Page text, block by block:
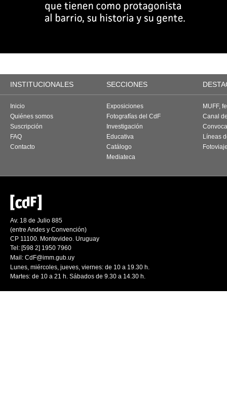
INSTITUCIONALES SECCIONES
Inicio
Quiénes somos
Suscripción
FAQ
Contacto
Exposiciones
Fotografías del CdF
Investigación
Educativa
Catálogo
Mediateca
MUFF,
Canal
Líneas
Av. 18 de Julio 885
(entre Andes y Convención)
CP 11100. Montevideo. Uruguay
Tel: [598 2] 1950 7960
Mail: CdF@imm.gub.uy
Lunes, miércoles, jueves, viernes: de 10 a 19.30 h.
Martes: de 10 a 21 h. Sábados de 9.30 a 14.30 h.